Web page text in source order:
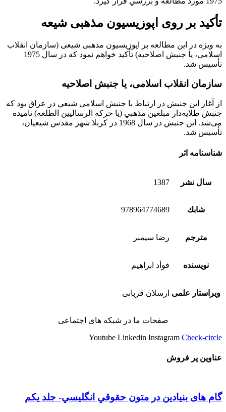
تأکید بر روی اپوزیسیون مذهبی شیعه
به ويژه در اين مطالعه بر اپوزيسيون مذهبی شيعی (سازمان انقلاب
اسلامی، يا جنبش اصلاحيه) تأکيد خواهم نمود که در سال 1975
تأسيس شد.
سازمان انقلاب اسلامی، يا جنبش اصلاحيه
از آغاز اين جنبش در ارتباط با جنبش اسلامی شيعي در عراق بود که
جنبش طلايه‌دار مبلغين مذهبي (يا حرکه الرساليين الطلعه) ناميده
می‌شد. این جنبش در سال 1968 در کربلا شهر مقدس شيعيان،
تأسيس شد.
شناسنامه اثر
سال نشر 1387
شابك 978964774689
مترجم رضا سیمبر
نویسنده فوأد ابراهیم
ویراستار علمی ارسلان قربانی
صفحات ما در شبکه های اجتماعی
Youtube Linkedin Instagram Check-circle
عناوین پر فروش
گام های بنیادین در متون حقوقي انگليسي- جلد يكم